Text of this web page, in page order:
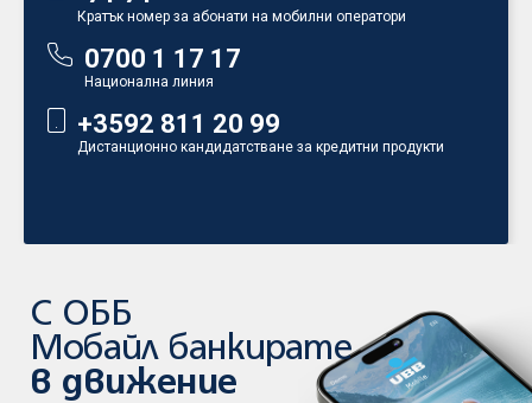
Кратък номер за абонати на мобилни оператори
0700 1 17 17
Национална линия
+3592 811 20 99
Дистанционно кандидатстване за кредитни продукти
С ОББ
Мобайл банкирате
в движение